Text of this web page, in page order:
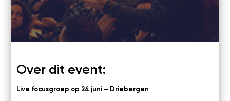
Kosten
Webinars's
Overige video's
Netwerk
De Nieuwe Plek, Driebergen
Over dit event:
Live focusgroep op 24 juni – Driebergen